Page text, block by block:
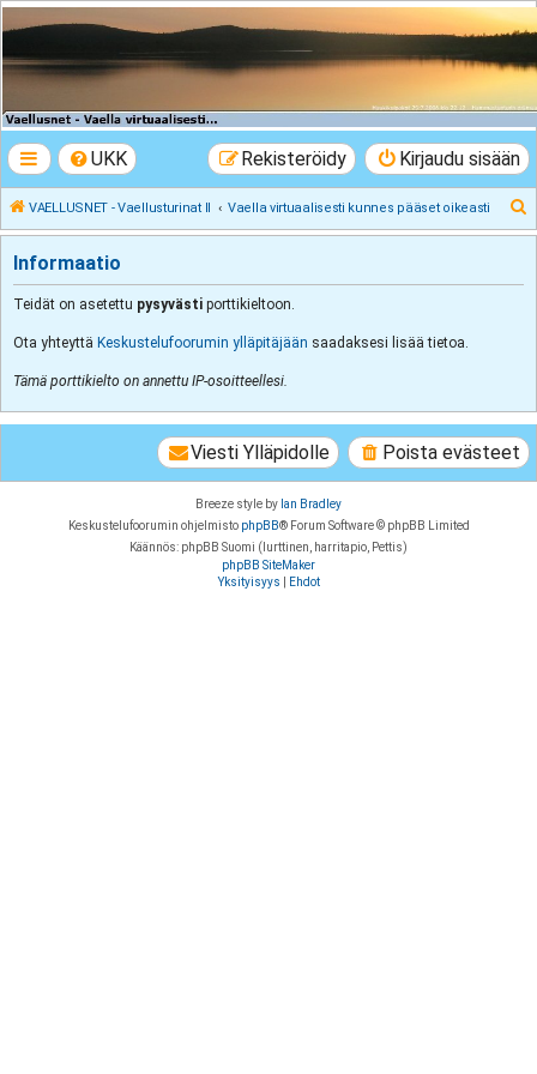
VAELLUSNET -
Vaellusturinat II
UKK Kirjaudu sisään
Rekisteröidy
VAELLUSNET - Vaellusturinat II Vaella virtuaalisesti kunnes pääset oikeasti
t
Informaatio
Teidät on asetettu pysyvästi porttikieltoon.
Ota yhteyttä Keskustelufoorumin ylläpitäjään saadaksesi lisää tietoa.
Tämä porttikielto on annettu IP-osoitteellesi.
Poista evästeet
Viesti Ylläpidolle
Breeze style by Ian Bradley
Keskustelufoorumin ohjelmisto phpBB® Forum Software © phpBB Limited
Käännös: phpBB Suomi (lurttinen, harritapio, Pettis)
phpBB SiteMaker
Yksityisyys
Ehdot